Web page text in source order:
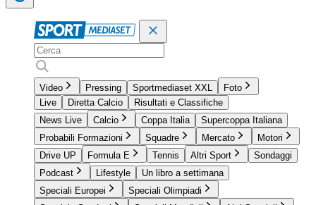
Video Pressing Sportmediaset XXL
Foto
Live
Diretta Calcio
Risultati e Classifiche
News Live
Calcio Coppa Italia
Supercoppa Italiana
Probabili Formazioni
Squadre Mercato
Motori
Drive UP
Formula E Tennis Altri Sport
Sondaggi
Podcast
Lifestyle
Un libro a settimana
Speciali Europei
Speciali Olimpiadi